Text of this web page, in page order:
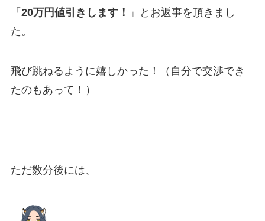
「 20万円値引きします！
」とお返事を頂きまし
た。
飛び跳ねるように嬉しかった！（自分で交渉でき
たのもあって！）
ただ数分後には、